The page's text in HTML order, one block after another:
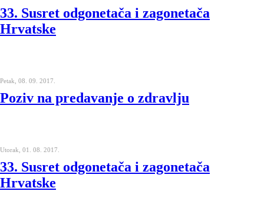
33. Susret odgonetača i zagonetača
Hrvatske
Petak, 08. 09. 2017.
Poziv na predavanje o zdravlju
Utorak, 01. 08. 2017.
33. Susret odgonetača i zagonetača
Hrvatske